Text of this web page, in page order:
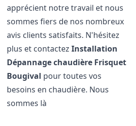
apprécient notre travail et nous
sommes fiers de nos nombreux
avis clients satisfaits. N'hésitez
plus et contactezInstallation
Dépannage chaudière Frisquet
Bougival pour toutes vos
besoins en chaudière. Nous
sommes là